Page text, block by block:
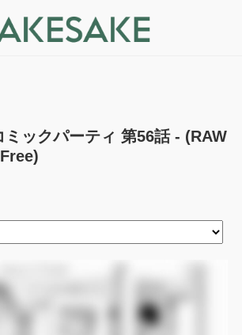
ミックパーティ 第56話 - (RAW